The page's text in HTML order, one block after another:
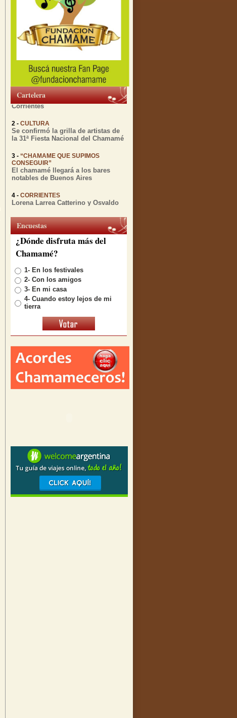
Cartelera
FESTIVAL DEL CHAMAMÉ
Diversas actividades culturales
relacionadas con el Chamamé se
realizarán esta semana en
Corrientes
Se confirmó la grilla de artistas de
la 31ª Fiesta Nacional del Chamamé
CONSEGUIR”
El chamamé llegará a los bares
notables de Buenos Aires
Lorena Larrea Catterino y Osvaldo
Gomez presentan "Chamamé en
vuelo" antes de su gira por España
5 -CORRIENTES
A 12 años de su partida, la Peña de
la ciudad rinde honores a Julio
Godoy
Encuestas
¿Dónde disfruta más del
Chamamé?
1- En los festivales
2- Con los amigos
3- En mi casa
4- Cuando estoy lejos de mi
tierra